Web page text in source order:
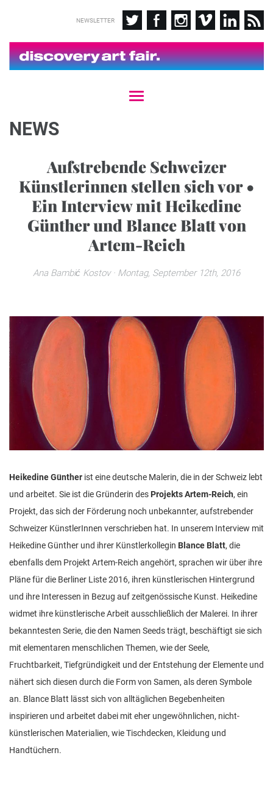
NEWSLETTER
T
n
a
v
i
g
a
n
NEWS
Aufstrebende Schweizer
Künstlerinnen stellen sich vor •
Ein Interview mit Heikedine
Günther und Blance Blatt von
Artem-Reich
Ana Bambić Kostov· Montag, September 12th, 2016
Heikedine Günther ist eine deutsche Malerin, die in der Schweiz lebt
und arbeitet. Sie ist die Gründerin des Projekts Artem-Reich, ein
Projekt, das sich der Förderung noch unbekannter, aufstrebender
Schweizer KünstlerInnen verschrieben hat. In unserem Interview mit
Heikedine Günther und ihrer Künstlerkollegin Blance Blatt, die
ebenfalls dem Projekt Artem-Reich angehört, sprachen wir über ihre
Pläne für die Berliner Liste 2016, ihren künstlerischen Hintergrund
und ihre Interessen in Bezug auf zeitgenössische Kunst. Heikedine
widmet ihre künstlerische Arbeit ausschließlich der Malerei. In ihrer
bekanntesten Serie, die den Namen Seeds trägt, beschäftigt sie sich
mit elementaren menschlichen Themen, wie der Seele,
Fruchtbarkeit, Tiefgründigkeit und der Entstehung der Elemente und
nähert sich diesen durch die Form von Samen, als deren Symbole
an. Blance Blatt lässt sich von alltäglichen Begebenheiten
inspirieren und arbeitet dabei mit eher ungewöhnlichen, nicht-
künstlerischen Materialien, wie Tischdecken, Kleidung und
Handtüchern.